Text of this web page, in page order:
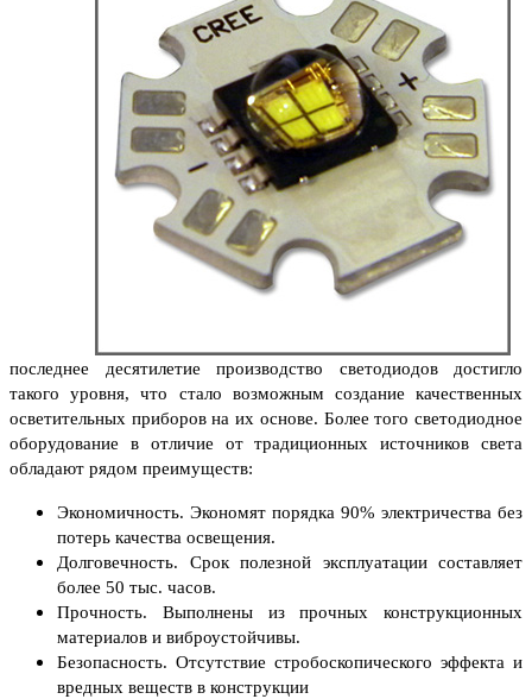
последнее десятилетие производство светодиодов достигло
такого уровня, что стало возможным создание качественных
осветительных приборов на их основе. Более того светодиодное
оборудование в отличие от традиционных источников света
обладают рядом преимуществ:
Экономичность. Экономят порядка 90% электричества без
потерь качества освещения.
Долговечность. Срок полезной эксплуатации составляет
более 50 тыс. часов.
Прочность. Выполнены из прочных конструкционных
материалов и виброустойчивы.
Безопасность. Отсутствие стробоскопического эффекта и
вредных веществ в конструкции